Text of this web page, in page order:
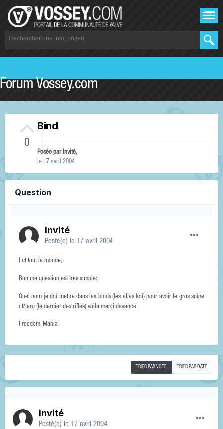
Forum Vossey.com
0
Bind
Posée par Invité,
le 17 avril 2004
Question
Invité
Posté(e) le 17 avril 2004
Lut tout le monde,
Bon ma question est très simple:
Quel nom je doi mettre dans les binds (les alias koi) pour avoir le gros snipe
ct/tero (le dernier des rifles) voila merci davance
Freedom-Mania
TRIER PAR VOTE TRIER PAR DATE
Invité
Posté(e) le 17 avril 2004